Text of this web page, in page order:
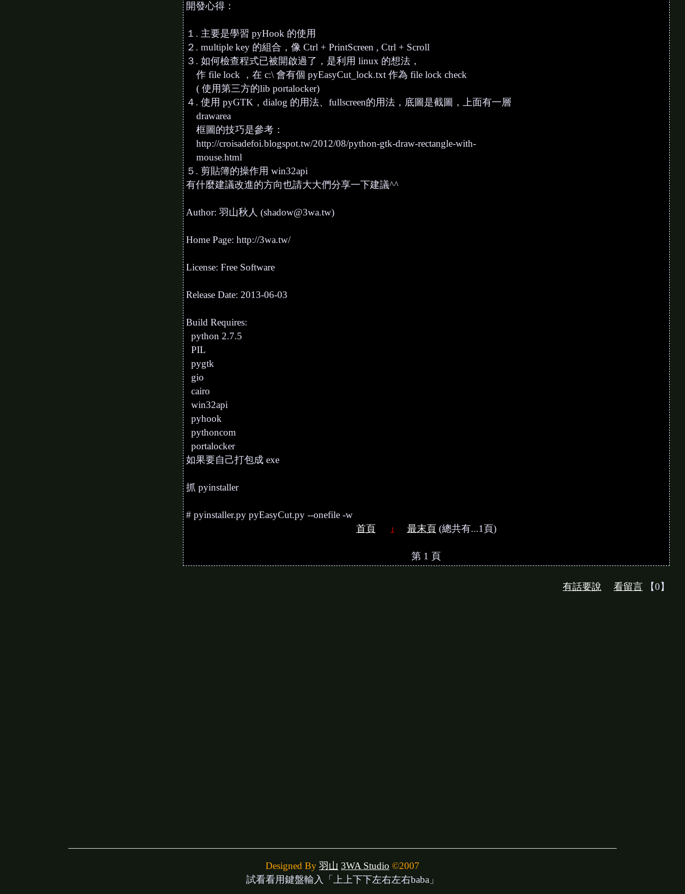
開發心得：
１. 主要是學習 pyHook 的使用
２. multiple key 的組合，像 Ctrl + PrintScreen , Ctrl + Scroll
３. 如何檢查程式已被開啟過了，是利用 linux 的想法，
作 file lock ，在 c:\ 會有個 pyEasyCut_lock.txt 作為 file lock check
( 使用第三方的lib portalocker)
４. 使用 pyGTK，dialog 的用法、fullscreen的用法，底圖是截圖，上面有一層
drawarea
框圖的技巧是參考：
http://croisadefoi.blogspot.tw/2012/08/python-gtk-draw-rectangle-with-
mouse.html
５. 剪貼簿的操作用 win32api
有什麼建議改進的方向也請大大們分享一下建議^^
Author: 羽山秋人 (shadow@3wa.tw)
Home Page: http://3wa.tw/
License: Free Software
Release Date: 2013-06-03
Build Requires:
python 2.7.5
PIL
pygtk
gio
cairo
win32api
pyhook
pythoncom
portalocker
如果要自己打包成 exe
抓 pyinstaller
# pyinstaller.py pyEasyCut.py --onefile -w
首頁
1 最末頁(總共有...1頁)
第 1 頁
有話要說 看留言 【0】
Designed By 羽山 3WA Studio ©2007
試看看用鍵盤輸入「上上下下左右左右baba」